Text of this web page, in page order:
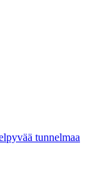
tunnelmaa